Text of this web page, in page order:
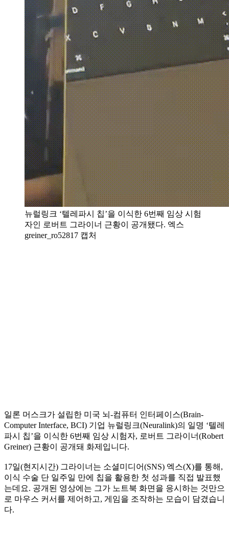
뉴럴링크 ‘텔레파시 칩’을 이식한 6번째 임상 시험
자인 로버트 그라이너 근황이 공개됐다. 엑스
greiner_ro52817 캡처
일론 머스크가 설립한 미국 뇌-컴퓨터 인터페이스(Brain-
Computer Interface, BCI) 기업 뉴럴링크(Neuralink)의 일명 ‘텔레
파시 칩’을 이식한 6번째 임상 시험자, 로버트 그라이너(Robert
Greiner) 근황이 공개돼 화제입니다.
17일(현지시간) 그라이너는 소셜미디어(SNS) 엑스(X)를 통해,
이식 수술 단 일주일 만에 칩을 활용한 첫 성과를 직접 발표했
는데요. 공개된 영상에는 그가 노트북 화면을 응시하는 것만으
로 마우스 커서를 제어하고, 게임을 조작하는 모습이 담겼습니
다.